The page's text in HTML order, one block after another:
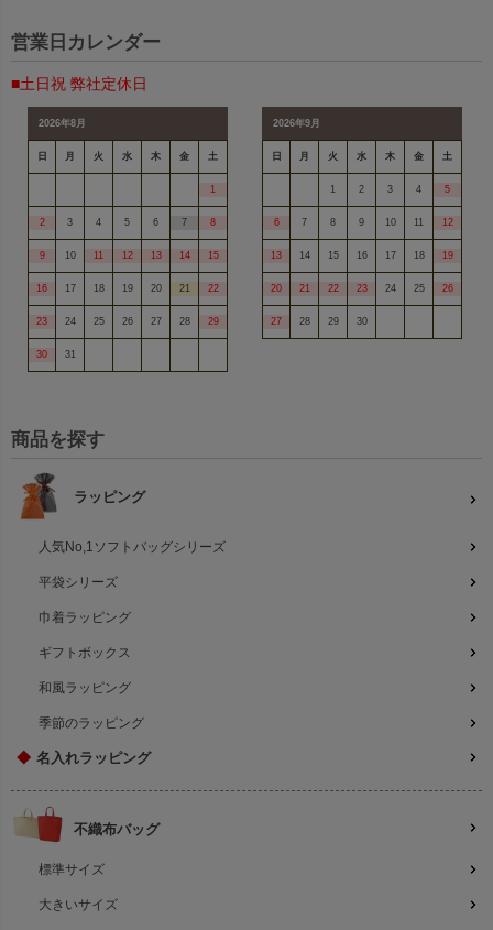
営業日カレンダー
■土日祝 弊社定休日
2026年8月
日 月 火 水 木 金 土
1
2 3 4 5 6 7 8
9 10 11 12 13 14 15
16 17 18 19 20 21 22
23 24 25 26 27 28 29
30 31
2026年9月
日 月 火 水 木 金 土
1 2 3 4 5
6 7 8 9 10 11 12
13 14 15 16 17 18 19
20 21 22 23 24 25 26
27 28 29 30
商品を探す
ラッピング
人気No,1ソフトバッグシリーズ
平袋シリーズ
巾着ラッピング
ギフトボックス
和風ラッピング
季節のラッピング
◆ 名入れラッピング
不織布バッグ
標準サイズ
大きいサイズ